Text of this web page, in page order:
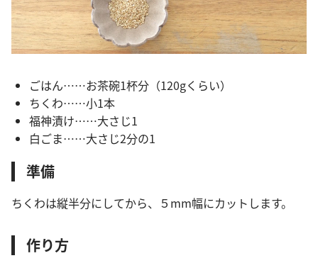
ごはん……お茶碗1杯分（120gくらい）
ちくわ……小1本
福神漬け……大さじ1
白ごま……大さじ2分の1
準備
ちくわは縦半分にしてから、５mm幅にカットします。
作り方